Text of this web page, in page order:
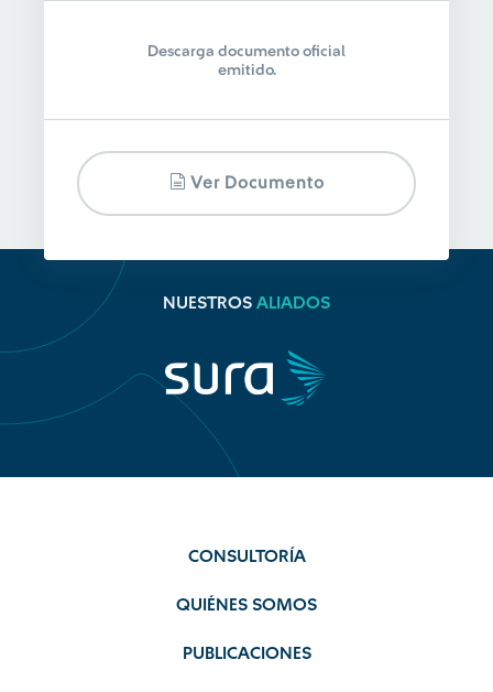
Descarga documento oficial
emitido.
Ver Documento
NUESTROS ALIADOS
CONSULTORÍA
QUIÉNES SOMOS
PUBLICACIONES